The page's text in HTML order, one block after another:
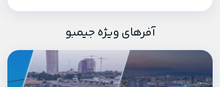
آفرهای ویژه جیمبو